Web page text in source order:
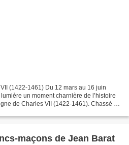
(1422-1461) Du 12 mars au 16 juin
un moment charnière de l’histoire
de Charles VII (1422-1461). Chassé de
maçons de Jean Barat